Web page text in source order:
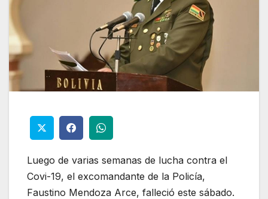
Luego de varias semanas de lucha contra el
Covi-19, el excomandante de la Policía,
Faustino Mendoza Arce, falleció este sábado.